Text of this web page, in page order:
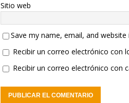
Sitio web
Save my name, email, and
Recibir un correo electrónico con
Recibir un correo electrónico con